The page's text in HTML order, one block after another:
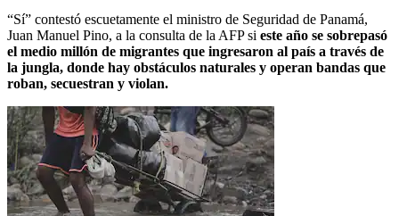
“Sí” contestó escuetamente el ministro de Seguridad de Panamá,
Juan Manuel Pino, a la consulta de la AFP si este año se sobrepasó
el medio millón de migrantes que ingresaron al país a través de
la jungla, donde hay obstáculos naturales y operan bandas que
roban, secuestran y violan.